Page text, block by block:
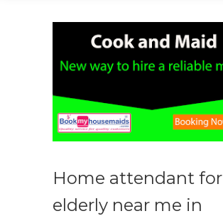
Home attendant for
elderly near me in